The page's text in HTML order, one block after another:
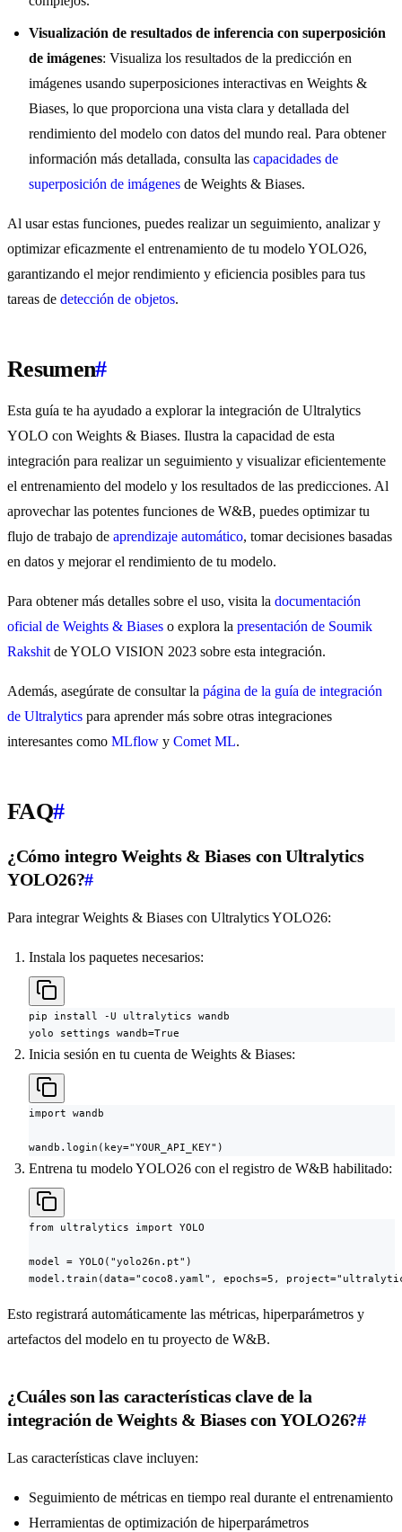
Visualización de resultados de inferencia con superposición
de imágenes: Visualiza los resultados de la predicción en
imágenes usando superposiciones interactivas en Weights &
Biases, lo que proporciona una vista clara y detallada del
rendimiento del modelo con datos del mundo real. Para obtener
información más detallada, consulta las capacidades de
superposición de imágenes de Weights & Biases.
Al usar estas funciones, puedes realizar un seguimiento, analizar y
optimizar eficazmente el entrenamiento de tu modelo YOLO26,
garantizando el mejor rendimiento y eficiencia posibles para tus
tareas de detección de objetos.
Resumen#
Esta guía te ha ayudado a explorar la integración de Ultralytics
YOLO con Weights & Biases. Ilustra la capacidad de esta
integración para realizar un seguimiento y visualizar eficientemente
el entrenamiento del modelo y los resultados de las predicciones. Al
aprovechar las potentes funciones de W&B, puedes optimizar tu
flujo de trabajo de aprendizaje automático, tomar decisiones basadas
en datos y mejorar el rendimiento de tu modelo.
Para obtener más detalles sobre el uso, visita la documentación
oficial de Weights & Biases o explora la presentación de Soumik
Rakshit de YOLO VISION 2023 sobre esta integración.
Además, asegúrate de consultar la página de la guía de integración
de Ultralytics para aprender más sobre otras integraciones
interesantes como MLflow y Comet ML.
FAQ#
¿Cómo integro Weights & Biases con Ultralytics
YOLO26?#
Para integrar Weights & Biases con Ultralytics YOLO26:
Instala los paquetes necesarios:
pip install -U ultralytics wandb
yolo settings wandb=True
Inicia sesión en tu cuenta de Weights & Biases:
import wandb
wandb.login(key="YOUR_API_KEY")
Entrena tu modelo YOLO26 con el registro de W&B habilitado:
from ultralytics import YOLO
model = YOLO("yolo26n.pt")
model.train(data="coco8.yaml", epochs=5,
Esto registrará automáticamente las métricas, hiperparámetros y
artefactos del modelo en tu proyecto de W&B.
¿Cuáles son las características clave de la
integración de Weights & Biases con YOLO26?#
Las características clave incluyen:
Seguimiento de métricas en tiempo real durante el entrenamiento
Herramientas de optimización de hiperparámetros